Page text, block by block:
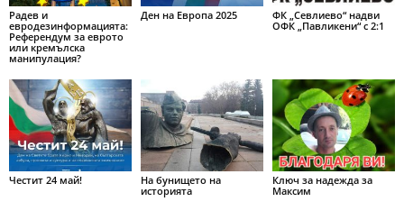
Радев и
евродезинформацията:
Референдум за еврото
или кремълска
манипулация?
Ден на Европа 2025
ФК „Севлиево“ надви
ОФК „Павликени“ с 2:1
Честит 24 май!
На бунището на
историята
Ключ за надежда за
Максим